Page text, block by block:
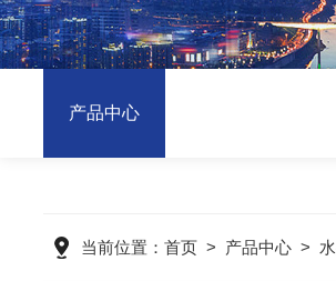
产品中心
当前位置： 首页 > 产品中心 >